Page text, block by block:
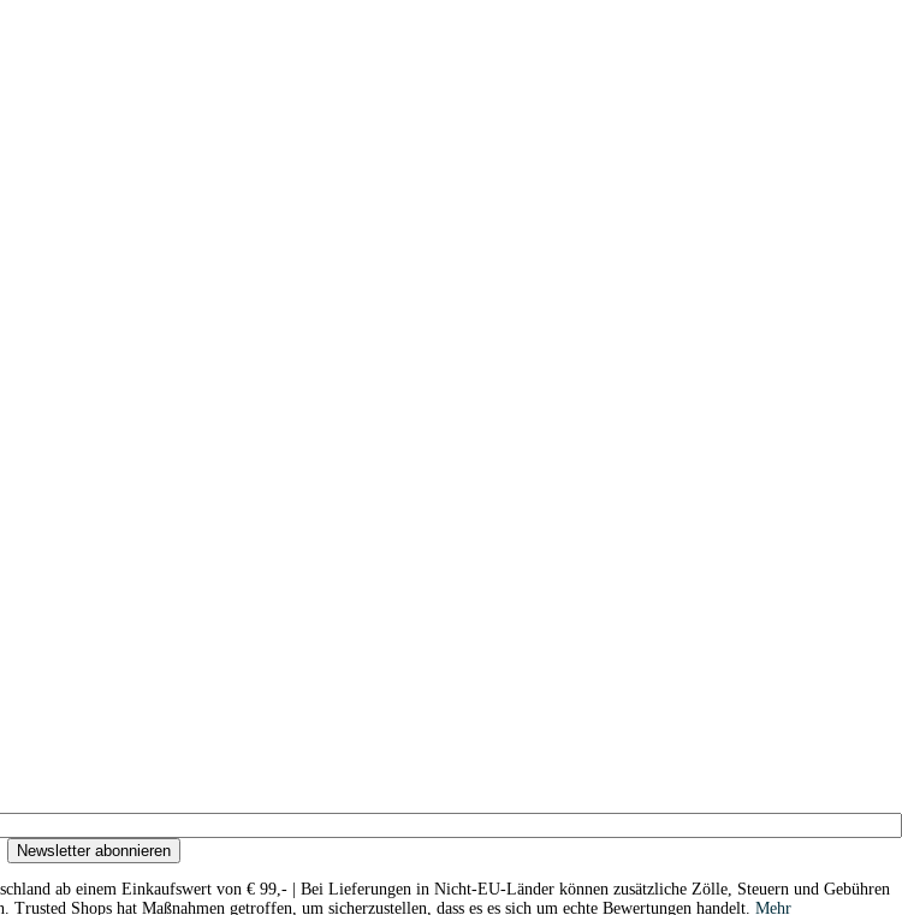
Newsletter abonnieren
ab einem Einkaufswert von € 99,- | Bei Lieferungen in Nicht-EU-Länder können zusätzliche Zölle, Steuern und Gebühren
Shops hat Maßnahmen getroffen, um sicherzustellen, dass es es sich um echte Bewertungen handelt. Mehr